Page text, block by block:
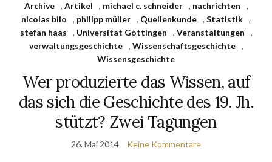
Archive , Artikel , michael c. schneider , nachrichten
,
nicolas bilo
, philipp müller , Quellenkunde , Statistik ,
stefan haas
, Universität Göttingen , Veranstaltungen
,
verwaltungsgeschichte
, Wissenschaftsgeschichte
,
Wissensgeschichte
Wer produzierte das Wissen, auf
das sich die Geschichte des 19. Jh.
stützt? Zwei Tagungen
26. Mai 2014 Keine Kommentare